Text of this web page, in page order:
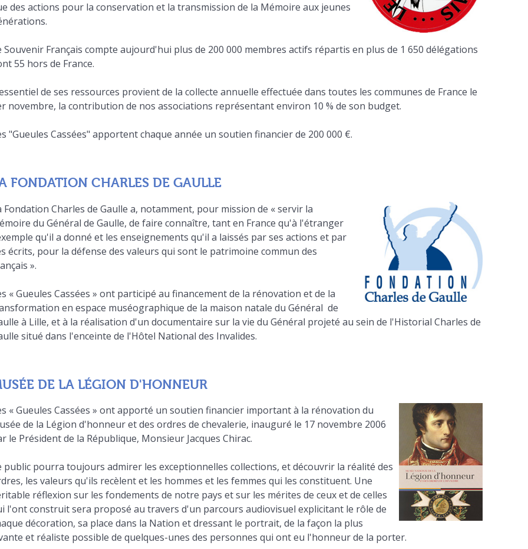
des actions pour la conservation et la transmission de la Mémoire aux jeunes
Souvenir Français compte aujourd'hui plus de 200 000 membres actifs répartis en plus de 1 650 délégations
55 hors de France.
de ses ressources provient de la collecte annuelle effectuée dans toutes les communes de France le
novembre, la contribution de nos associations représentant environ 10 % de son budget.
"Gueules Cassées" apportent chaque année un soutien financier de 200 000 €.
FONDATION CHARLES DE GAULLE
Fondation Charles de Gaulle a, notamment, pour mission de « servir la
du Général de Gaulle, de faire connaître, tant en France qu'à l'étranger
qu'il a donné et les enseignements qu'il a laissés par ses actions et par
écrits, pour la défense des valeurs qui sont le patrimoine commun des
».
« Gueules Cassées » ont participé au financement de la rénovation et de la
en espace muséographique de la maison natale du Général de
à Lille, et à la réalisation d'un documentaire sur la vie du Général projeté au sein de l'Historial Charles de
situé dans l'enceinte de l'Hôtel National des Invalides.
DE LA LÉGION D'HONNEUR
« Gueules Cassées » ont apporté un soutien financier important à la rénovation du
de la Légion d'honneur et des ordres de chevalerie, inauguré le 17 novembre 2006
le Président de la République, Monsieur Jacques Chirac.
public pourra toujours admirer les exceptionnelles collections, et découvrir la réalité des
les valeurs qu'ils recèlent et les hommes et les femmes qui les constituent. Une
réflexion sur les fondements de notre pays et sur les mérites de ceux et de celles
l'ont construit sera proposé au travers d'un parcours audiovisuel explicitant le rôle de
décoration, sa place dans la Nation et dressant le portrait, de la façon la plus
et réaliste possible de quelques-unes des personnes qui ont eu l'honneur de la porter.